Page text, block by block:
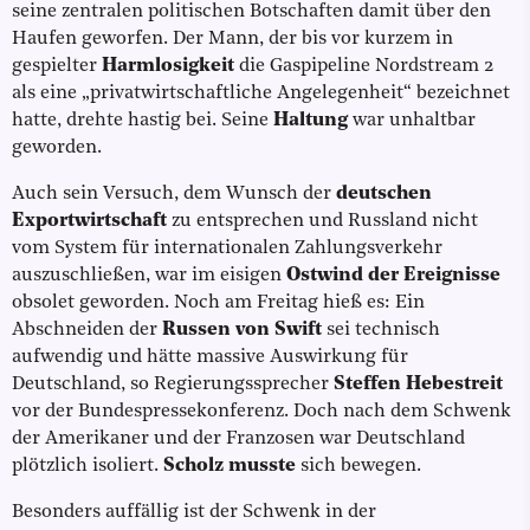
seine zentralen politischen Botschaften damit über den
Haufen geworfen. Der Mann, der bis vor kurzem in
gespielter Harmlosigkeit die Gaspipeline Nordstream 2
als eine „privatwirtschaftliche Angelegenheit“ bezeichnet
hatte, drehte hastig bei. Seine Haltungwar unhaltbar
geworden.
Auch sein Versuch, dem Wunsch der deutschen
Exportwirtschaft zu entsprechen und Russland nicht
vom System für internationalen Zahlungsverkehr
auszuschließen, war im eisigen Ostwind der Ereignisse
obsolet geworden. Noch am Freitag hieß es: Ein
Abschneiden der Russen von Swift sei technisch
aufwendig und hätte massive Auswirkung für
Deutschland, so Regierungssprecher Steffen Hebestreit
vor der Bundespressekonferenz. Doch nach dem Schwenk
der Amerikaner und der Franzosen war Deutschland
plötzlich isoliert. Scholz musste sich bewegen.
Besonders auffällig ist der Schwenk in der